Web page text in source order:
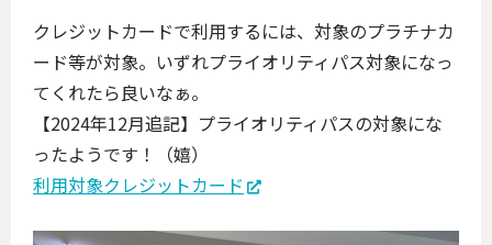
クレジットカードで利用するには、対象のプラチナカ
ード等が対象。いずれプライオリティパス対象になっ
てくれたら良いなぁ。
【2024年12月追記】プライオリティパスの対象にな
ったようです！（嬉）
利用対象クレジットカード